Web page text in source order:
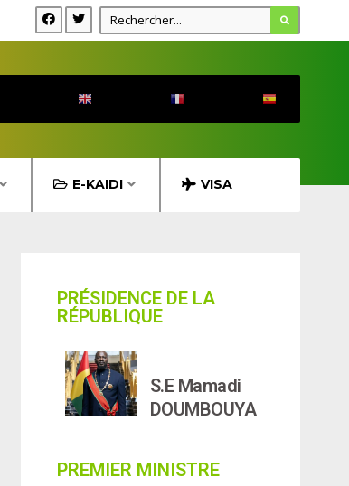
E-KAIDI VISA
PRÉSIDENCE DE LA
RÉPUBLIQUE
S.E Mamadi
DOUMBOUYA
PREMIER MINISTRE